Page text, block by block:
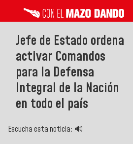
Jefe de Estado ordena
activar Comandos
para la Defensa
Integral de la Nación
en todo el país
Escucha esta noticia: 🔊